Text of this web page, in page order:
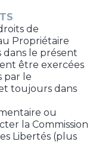
de
Propriétaire
le présent
être exercées
par le
toujours dans
ou
la Commission
Libertés (plus